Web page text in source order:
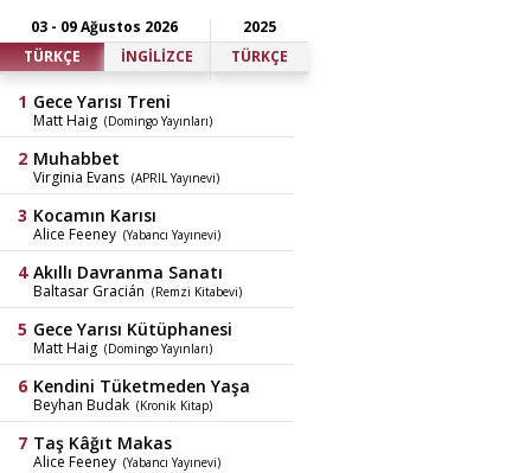
03 - 09 Ağustos 2026
TÜRKÇE
İNGİLİZCE
2025
TÜRKÇE
Gece Yarısı Treni
Matt Haig (Domingo Yayınları)
Muhabbet
Virginia Evans (APRIL Yayınevi)
Kocamın Karısı
Alice Feeney (Yabancı Yayınevi)
Akıllı Davranma Sanatı
Baltasar Gracián (Remzi Kitabevi)
Gece Yarısı Kütüphanesi
Matt Haig (Domingo Yayınları)
Kendini Tüketmeden Yaşa
Beyhan Budak (Kronik Kitap)
Taş Kâğıt Makas
Alice Feeney (Yabancı Yayınevi)